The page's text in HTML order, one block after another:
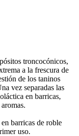
troncocónicos,
a la frescura de
de los taninos
vez separadas las
en barricas,
barricas de roble
uso.